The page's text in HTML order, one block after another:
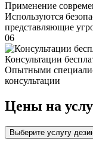
Применение
Используются
представляющие
06
Консультации
Опытными
консультации
Цены на
Выберите услугу